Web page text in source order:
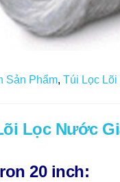
Sản Phẩm, Túi Lọc Lõi
Lọc Nước
20 inch: